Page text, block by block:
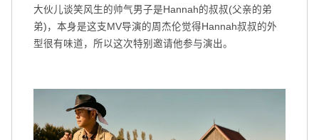
大伙儿谈笑风生的帅气男子是Hannah的叔叔(父亲的弟
弟)，本身是这支MV导演的周杰伦觉得Hannah叔叔的外
型很有味道，所以这次特别邀请他参与演出。